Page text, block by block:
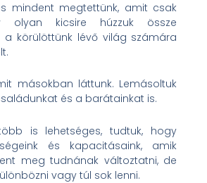
mindent megtettünk, amit csak
olyan kicsire húzzuk össze
a körülöttünk lévő világ számára
másokban láttunk. Lemásoltuk
és a barátainkat is.
is lehetséges, tudtuk, hogy
és kapacitásaink, amik
meg tudnának változtatni, de
vagy túl sok lenni.